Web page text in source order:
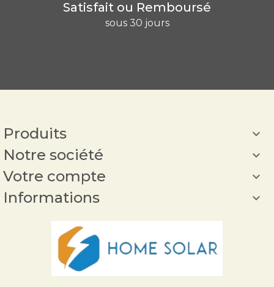
Satisfait ou Remboursé
sous 30 jours
Produits 
Notre société 
Votre compte 
Informations 